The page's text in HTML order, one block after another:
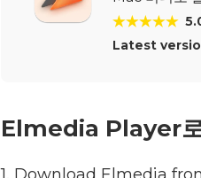
Latest
Elmedia Player로